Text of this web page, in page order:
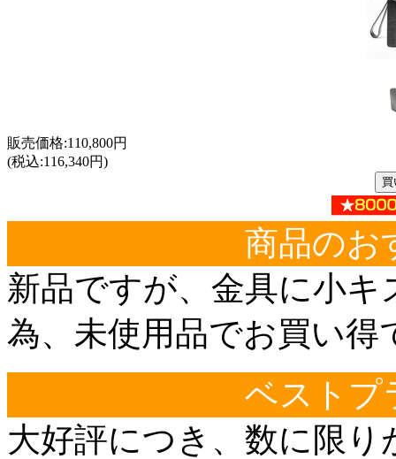
販売価格:110,800円
(税込:116,340円)
商品のお
新品ですが、金具に小
為、未使用品でお買い得
ベストプ
大好評につき、数に限